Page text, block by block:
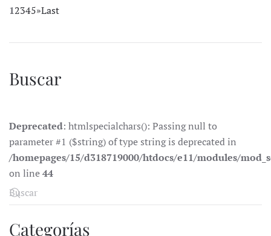
12345»Last
Buscar
Deprecated: htmlspecialchars(): Passing null to
parameter #1 ($string) of type string is deprecated in
/homepages/15/d318719000/htdocs/e11/modules/
on line44
Categorías